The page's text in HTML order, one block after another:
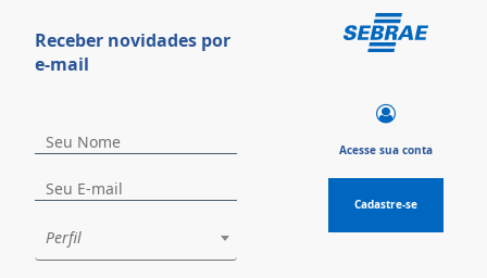
Receber novidades por
e-mail
Perfil
Acesse sua conta
Cadastre-se